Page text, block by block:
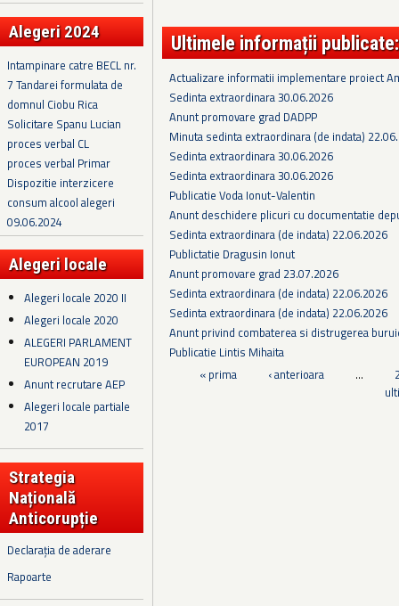
Alegeri 2024
Intampinare catre BECL nr.
7 Tandarei formulata de
domnul Ciobu Rica
Solicitare Spanu Lucian
proces verbal CL
proces verbal Primar
Dispozitie interzicere
consum alcool alegeri
09.06.2024
Alegeri locale
Alegeri locale 2020 II
Alegeri locale 2020
ALEGERI PARLAMENT
EUROPEAN 2019
Anunt recrutare AEP
Alegeri locale partiale
2017
Strategia
Națională
Anticorupție
Declarația de aderare
Rapoarte
Ultimele informații publicate:
Actualizare informatii implementare proiect
Sedinta extraordinara 30.06.2026
Anunt promovare grad DADPP
Minuta sedinta extraordinara (de indata)
Sedinta extraordinara 30.06.2026
Sedinta extraordinara 30.06.2026
Publicatie Voda Ionut-Valentin
Anunt deschidere plicuri cu documentatie
Sedinta extraordinara (de indata) 22.06.2026
Publictatie Dragusin Ionut
Anunt promovare grad 23.07.2026
Sedinta extraordinara (de indata) 22.06.2026
Sedinta extraordinara (de indata) 22.06.2026
Anunt privind combaterea si distrugerea
Publicatie Lintis Mihaita
Pagini
« prima ‹ anterioara …